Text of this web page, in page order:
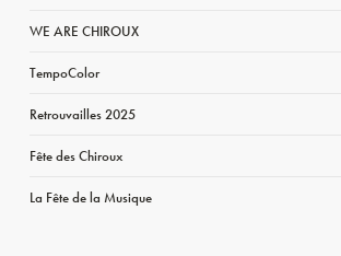
WE ARE CHIROUX
TempoColor
Retrouvailles 2025
Fête des Chiroux
La Fête de la Musique